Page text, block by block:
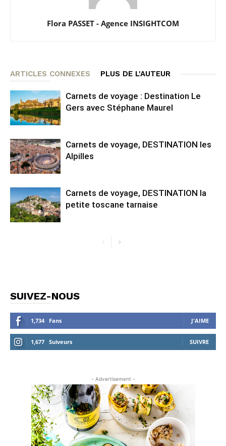
Flora PASSET - Agence INSIGHTCOM
ARTICLES CONNEXES PLUS DE L'AUTEUR
Carnets de voyage : Destination Le
Gers avec Stéphane Maurel
Carnets de voyage, DESTINATION les
Alpilles
Carnets de voyage, DESTINATION la
petite toscane tarnaise
SUIVEZ-NOUS
1,734 Fans J'AIME
1,677 Suiveurs SUIVRE
- Advertisement -